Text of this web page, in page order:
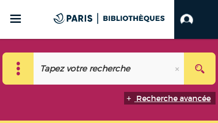
Recherche avancée